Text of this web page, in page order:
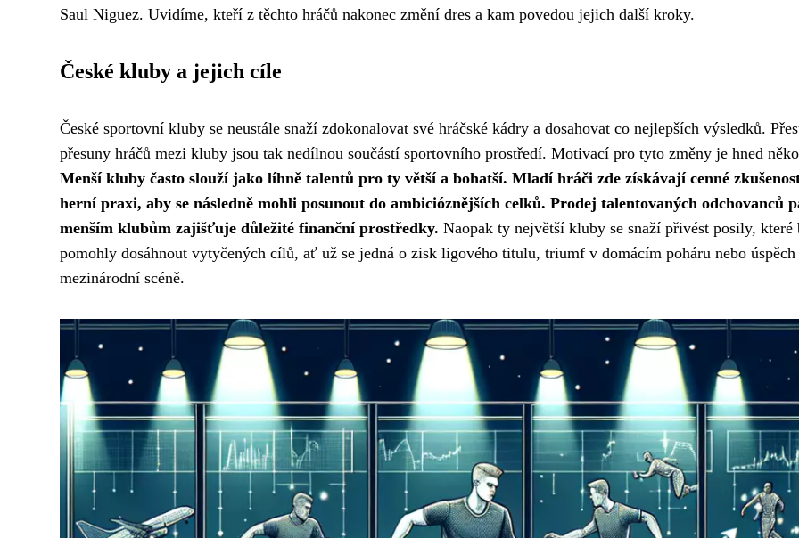
Saul Niguez. Uvidíme, kteří z těchto hráčů nakonec změní dres a kam povedou jejich další kroky.
České kluby a jejich cíle
České sportovní kluby se neustále snaží zdokonalovat své hráčské kádry a dosahovat co nejlepších výsledků.
přesuny hráčů mezi kluby jsou tak nedílnou součástí sportovního prostředí. Motivací pro tyto změny je hned
Menší kluby často slouží jako líhně talentů pro ty větší a bohatší. Mladí hráči zde získávají cenné
herní praxi, aby se následně mohli posunout do ambicióznějších celků. Prodej talentovaných odchovanců
menším klubům zajišťuje důležité finanční prostředky. Naopak ty největší kluby se snaží přivést posily,
pomohly dosáhnout vytyčených cílů, ať už se jedná o zisk ligového titulu, triumf v domácím poháru nebo úspěch
mezinárodní scéně.